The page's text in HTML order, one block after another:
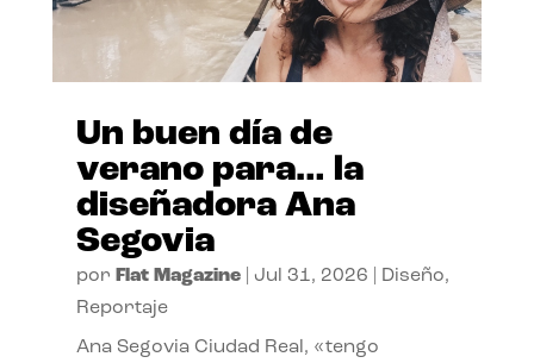
Un buen día de
verano para… la
diseñadora Ana
Segovia
por Flat Magazine| Jul 31, 2026 Diseño,
Reportaje
Ana Segovia Ciudad Real, «tengo